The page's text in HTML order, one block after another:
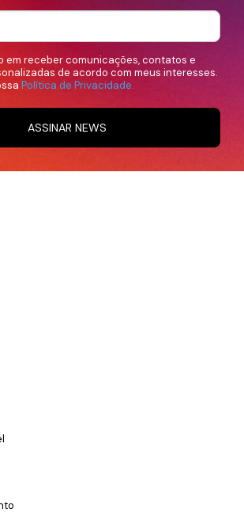
em receber comunicações, contatos e
de acordo com meus interesses.
Política de Privacidade.
ASSINAR NEWS